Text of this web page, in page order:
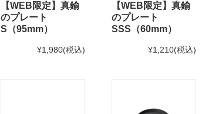
【WEB限定】真鍮
のプレート
S（95mm）
¥1,980(税込)
【WEB限定】真鍮
のプレート
SSS（60mm）
¥1,210(税込)